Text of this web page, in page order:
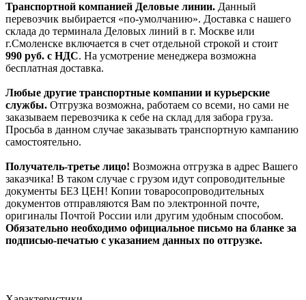
Транспортной компанией Деловые линии. Данный
перевозчик выбирается «по-умолчанию». Доставка с нашего
склада до терминала Деловых линий в г. Москве или
г.Смоленске включается в счет отдельной строкой и стоит
990 руб. с НДС. На усмотрение менеджера возможна
бесплатная доставка.
Любые другие транспортные компании и курьерские
службы. Отгрузка возможна, работаем со всеми, но сами не
заказываем перевозчика к себе на склад для забора груза.
Просьба в данном случае заказывать транспортную кампанию
самостоятельно.
Получатель-третье лицо! Возможна отгрузка в адрес Вашего
заказчика! В таком случае с грузом идут сопроводительные
документы БЕЗ ЦЕН! Копии товаросопроводительных
документов отправляются Вам по электронной почте,
оригиналы Почтой России или другим удобным способом.
Обязательно необходимо официальное письмо на бланке за
подписью-печатью с указанием данных по отгрузке.